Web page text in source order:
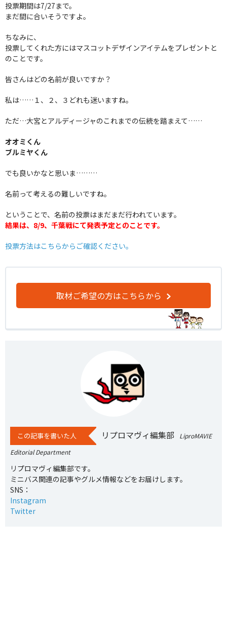
投票期間は7/27まで。
まだ間に合いそうですよ。
ちなみに、
投票してくれた方にはマスコットデザインアイテムをプレゼントと
のことです。
皆さんはどの名前が良いですか？
私は……１、２、３どれも迷いますね。
ただ…大宮とアルディージャのこれまでの伝統を踏まえて……
オオミくん
ブルミヤくん
でも良いかなと思いま………
名前って考えるの難しいですね。
ということで、名前の投票はまだまだ行われています。
結果は、8/9、千葉戦にて発表予定とのことです。
投票方法はこちらからご確認ください。
取材ご希望の方はこちらから
この記事を書いた人 リプロマヴィ編集部
LiproMAVIE
Editorial Department
リプロマヴィ編集部です。
ミニバス関連の記事やグルメ情報などをお届けします。
SNS：
Instagram
Twitter